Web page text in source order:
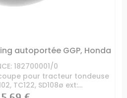
autoportée GGP, Honda
182700001/0
pour tracteur tondeuse
TC122, SD108ø ext:...